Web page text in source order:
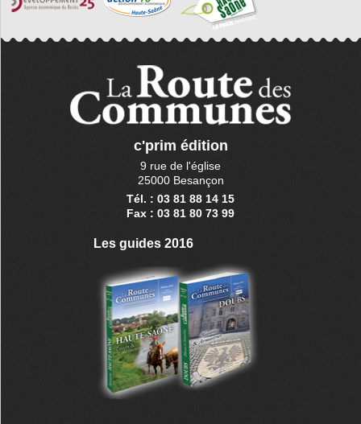
c'prim édition
9 rue de l'église
25000 Besançon
Tél. : 03 81 88 14 15
Fax : 03 81 80 73 99
Les guides 2016